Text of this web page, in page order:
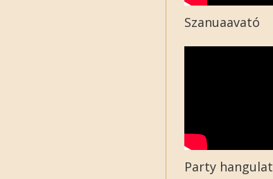
Szanuaavató
Party hangulat